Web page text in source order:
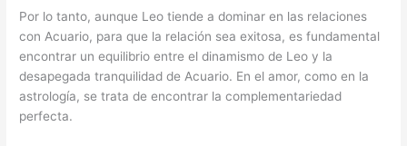
Por lo tanto, aunque Leo tiende a dominar en las relaciones
con Acuario, para que la relación sea exitosa, es fundamental
encontrar un equilibrio entre el dinamismo de Leo y la
desapegada tranquilidad de Acuario. En el amor, como en la
astrología, se trata de encontrar la complementariedad
perfecta.